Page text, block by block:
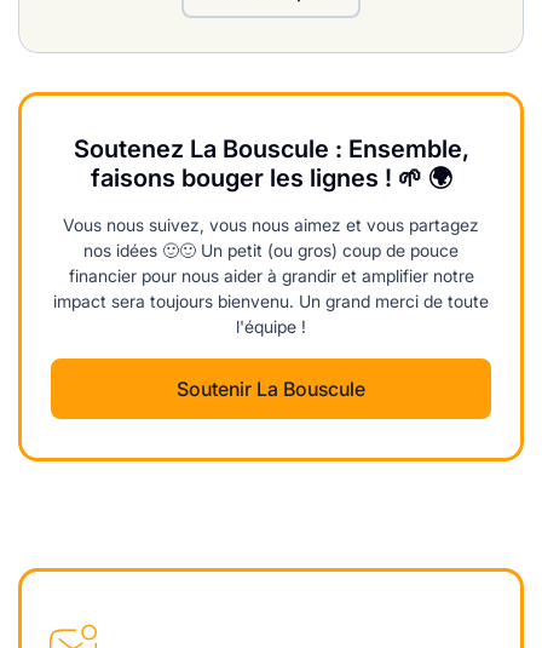
Soutenez La Bouscule : Ensemble,
faisons bouger les lignes ! 🌱 🌍
Vous nous suivez, vous nous aimez et vous partagez
nos idées 🙂🙂 Un petit (ou gros) coup de pouce
financier pour nous aider à grandir et amplifier notre
impact sera toujours bienvenu. Un grand merci de toute
l'équipe !
Soutenir La Bouscule